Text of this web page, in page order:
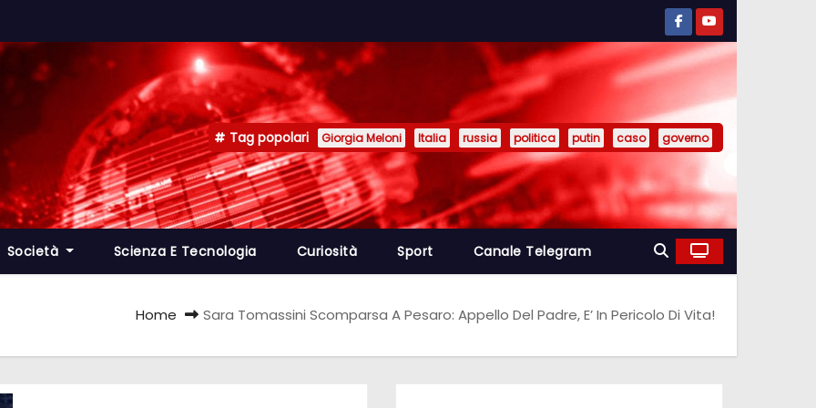
Tag popolari Giorgia Meloni Italia russia politica putin caso governo
Società Scienza E Tecnologia Curiosità Sport Canale Telegram
Home Sara Tomassini Scomparsa A Pesaro: Appello Del Padre, E’ In Pericolo Di Vita!